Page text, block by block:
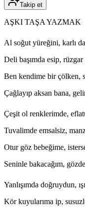
Takip et
AŞKI TAŞA YAZMAK
Al soğut yüreğini, karlı
Deli başımda esip,
Ben kendime bir çölken,
Çağlayıp aksan bana,
Çeşit ol renklerimde,
Tuvalimde emsalsiz,
Otur göz bebeğime,
Seninle bakacağım,
Yanlışımda doğruydun,
Kör kuyularıma ip,